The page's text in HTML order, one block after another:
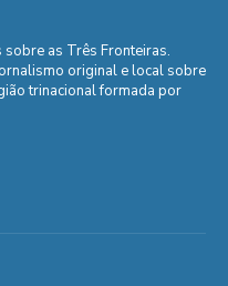
as Três Fronteiras.
original e local sobre
trinacional formada por